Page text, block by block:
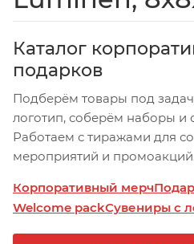
Каталог
подарков
Подберём товары под
логотип, соберём наборы и
Работаем с тиражами для
мероприятий и
Корпоративный мерч
Welcome packСувениры с